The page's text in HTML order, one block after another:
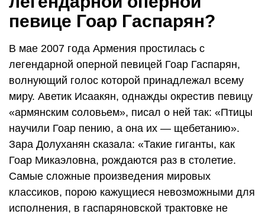
певице Гоар Гаспарян?
В мае 2007 года Армения простилась с
легендарной оперной певицей Гоар Гаспарян,
волнующий голос которой принадлежал всему
миру. Аветик Исаакян, однажды окрестив певицу
«армянским соловьем», писал о ней так: «Птицы
научили Гоар пению, а она их — щебетанию».
Зара Долуханян сказала: «Такие гиганты, как
Гоар Микаэловна, рождаются раз в столетие.
Самые сложные произведения мировых
классиков, порою кажущиеся невозможными для
исполнения, в гаспаряновской трактовке не